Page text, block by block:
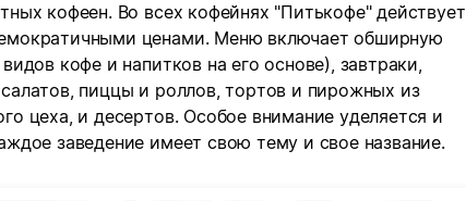
кофеен. Во всех кофейнях "Питькофе" действует
ценами. Меню включает обширную
кофе и напитков на его основе), завтраки,
пиццы и роллов, тортов и пирожных из
цеха, и десертов. Особое внимание уделяется и
заведение имеет свою тему и свое название.